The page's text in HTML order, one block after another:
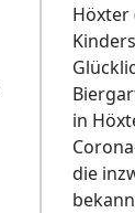
Höxter
in
die